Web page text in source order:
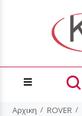
Αρχικη ROVER